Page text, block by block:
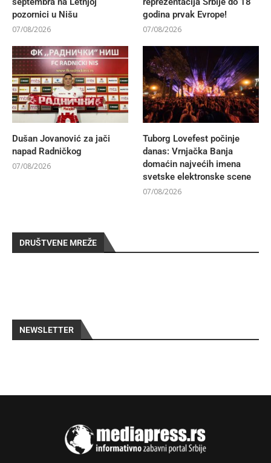
pozornici u Nišu
07/08/2026
godina prvak Evrope!
07/08/2026
Dušan Jovanović za jači
napad Radničkog
07/08/2026
Tuborg Lovefest počinje
danas: Vrnjačka Banja
domaćin najvećih imena
svetske elektronske scene
07/08/2026
DRUŠTVENE MREŽE
NEWSLETTER